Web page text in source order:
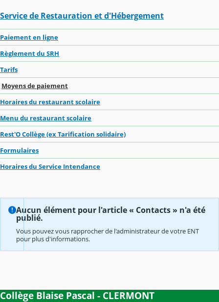
Service de Restauration et d'Hébergement
Paiement en ligne
Règlement du SRH
Tarifs
Moyens de paiement
Horaires du restaurant scolaire
Menu du restaurant scolaire
Rest'O Collège (ex Tarification solidaire)
Formulaires
Horaires du Service Intendance
Aucun élément pour l'article « Contacts » n'a été
publié.
Vous pouvez vous rapprocher de l'administrateur de votre ENT
pour plus d'informations.
Collège Blaise Pascal - CLERMONT